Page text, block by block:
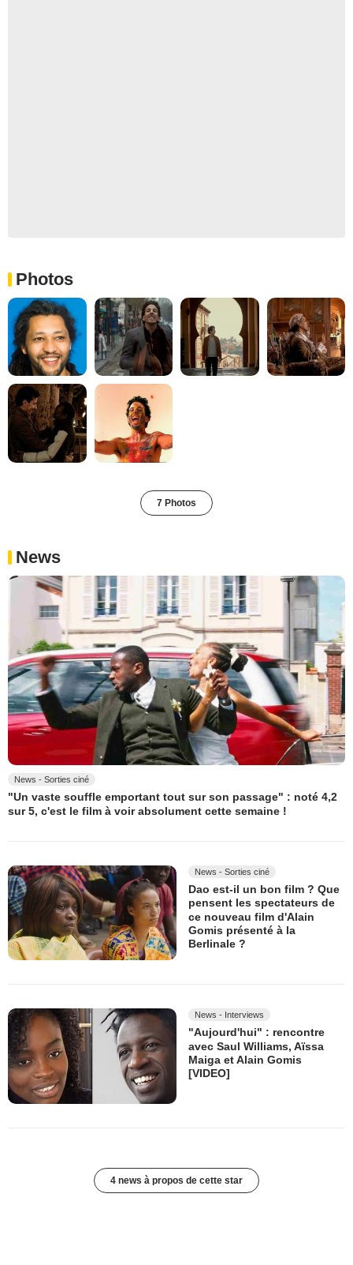
Photos
7 Photos
News
News - Sorties ciné
"Un vaste souffle emportant tout sur son passage" : noté 4,2
sur 5, c'est le film à voir absolument cette semaine !
News - Sorties ciné
Dao est-il un bon film ? Que
pensent les spectateurs de
ce nouveau film d'Alain
Gomis présenté à la
Berlinale ?
News - Interviews
"Aujourd'hui" : rencontre
avec Saul Williams, Aïssa
Maiga et Alain Gomis
[VIDEO]
4 news à propos de cette star